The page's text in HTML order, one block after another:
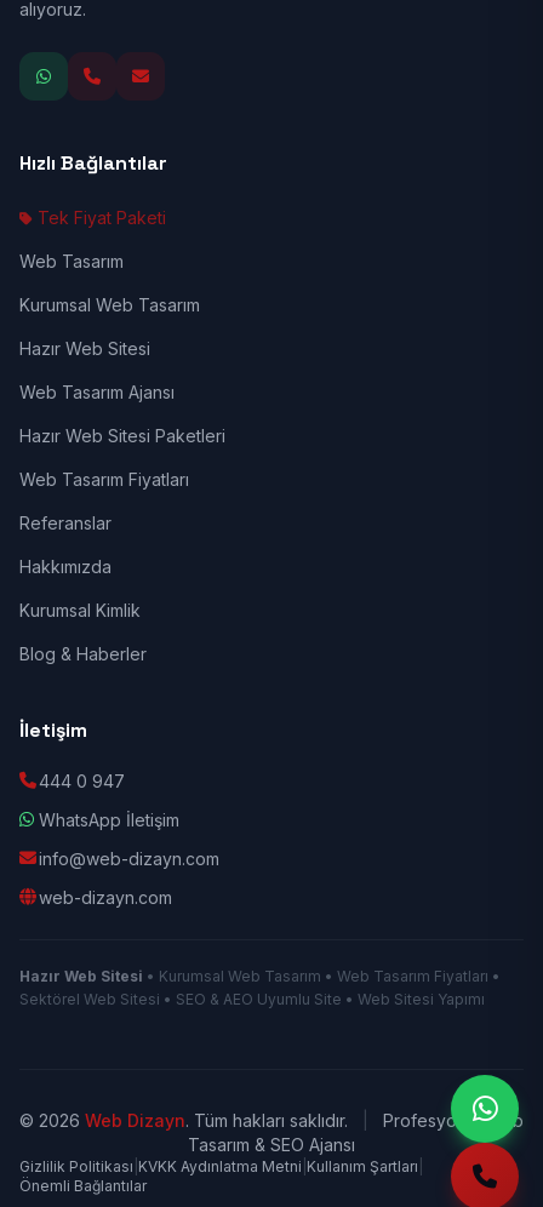
alıyoruz.
Hızlı Bağlantılar
Tek Fiyat Paketi
Web Tasarım
Kurumsal Web Tasarım
Hazır Web Sitesi
Web Tasarım Ajansı
Hazır Web Sitesi Paketleri
Web Tasarım Fiyatları
Referanslar
Hakkımızda
Kurumsal Kimlik
Blog & Haberler
İletişim
444 0 947
WhatsApp İletişim
info@web-dizayn.com
web-dizayn.com
Hazır Web Sitesi • Kurumsal Web Tasarım • Web Tasarım Fiyatları •
Sektörel Web Sitesi • SEO & AEO Uyumlu Site • Web Sitesi Yapımı
© 2026 Web Dizayn. Tüm hakları saklıdır.
Profesyonel Web
Tasarım & SEO Ajansı
Gizlilik Politikası KVKK Aydınlatma Metni Kullanım Şartları
Önemli Bağlantılar